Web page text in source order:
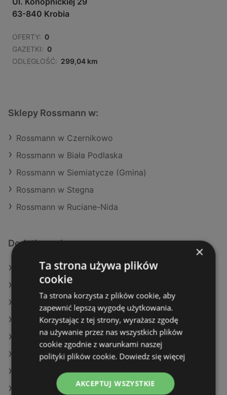
63-840 Krobia
OFERTY: 0
GAZETKI: 0
ODLEGŁOŚĆ: 299,04 km
Sklepy Rossmann w:
Rossmann w Czernikowo
Rossmann w Biała Podlaska
Rossmann w Siemiatycze (Gmina)
Rossmann w Stegna
Rossmann w Ruciane-Nida
Dodatkowe łącza
Oferty Rossmann
Oferty Super-Pharm
Oferty Drogeria Jasmin
Aktualne gazetki Hebe
Aktualne gazetki Natura Drogerie
Aktualne gazetki Super-Pharm
Aktualne gazetki Drogeria Jasmin
Sklepy Rossmann w Międzyzdroje
×
Ta strona używa plików
cookie
Ta strona korzysta z plików cookie, aby
zapewnić lepszą wygodę użytkowania.
Korzystając z tej strony, wyrażasz zgodę
na używanie przez nas wszystkich plików
cookie zgodnie z warunkami naszej
polityki plików cookie. Dowiedz się więcej
AKCEPTUJ WSZYSTKIE